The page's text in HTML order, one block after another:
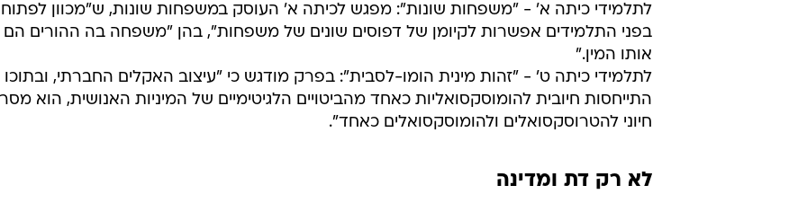
לתלמידי כיתה א' - "משפחות שונות": מפגש לכיתה א' העוסק במשפחות שונות, ש"מכוון לפתוח
בפני התלמידים אפשרות לקיומן של דפוסים שונים של משפחות", בהן "משפחה בה ההורים הם
אותו המין."
לתלמידי כיתה ט' - "זהות מינית הומו-לסבית": בפרק מודגש כי "עיצוב האקלים החברתי, ובתוכו
התייחסות חיובית להומוסקסואליות כאחד מהביטויים הלגיטימיים של המיניות האנושית, הוא מסר
חיוני להטרוסקסואלים ולהומוסקסואלים כאחד".
לא רק דת ומדינה